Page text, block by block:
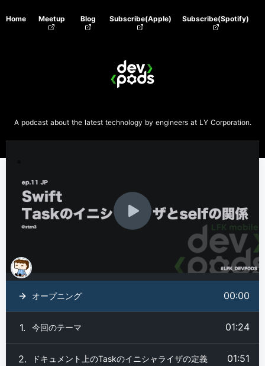
Home Meetup Blog Subscribe(Apple) Subscribe(Spotify)
A podcast about the latest technology by engineers at LY Corporation.
オープニング 00:00
1. 今回のテーマ 01:24
2. ドキュメント上のTaskのイニシャライザの定義 01:51